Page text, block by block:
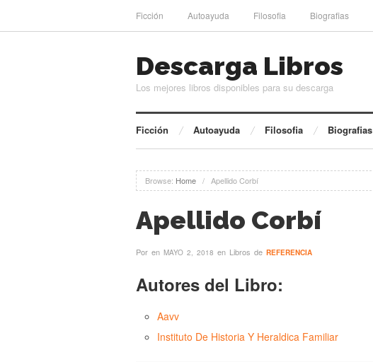
Ficción Autoayuda Filosofia Biografias
Descarga Libros
Los mejores libros disponibles para su descarga
Ficción Autoayuda Filosofia Biografias
Browse: Home / Apellido Corbí
Apellido Corbí
Por en MAYO 2, 2018 en Libros de REFERENCIA
Autores del Libro:
Aavv
Instituto De Historia Y Heraldica Familiar